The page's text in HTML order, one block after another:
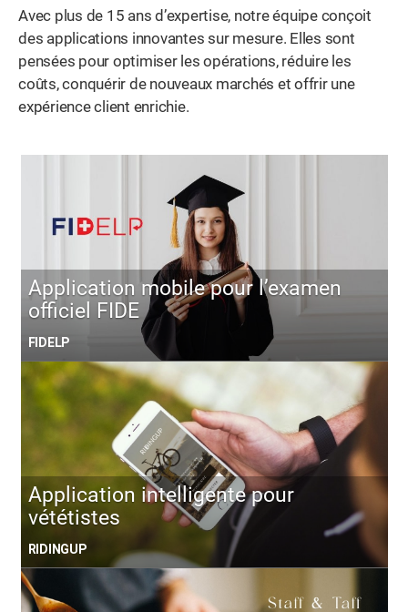
Avec plus de 15 ans d’expertise, notre équipe conçoit
des applications innovantes sur mesure. Elles sont
pensées pour optimiser les opérations, réduire les
coûts, conquérir de nouveaux marchés et offrir une
expérience client enrichie.
Application mobile pour l’examen
officiel FIDE
FIDELP
Application intelligente pour
vététistes
RIDINGUP